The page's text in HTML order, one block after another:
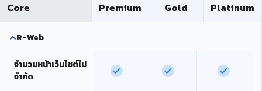
Core Premium Gold Platinum
R-Web
จำนวนหน้าเว็บไซต์ไม่
จำกัด